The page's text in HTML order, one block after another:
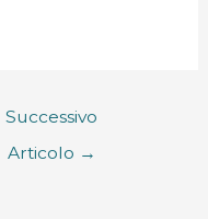
Successivo
Articolo →